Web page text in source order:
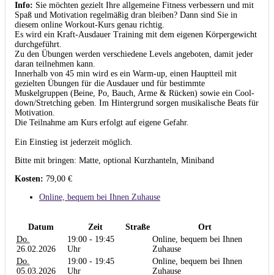
Info: Sie möchten gezielt Ihre allgemeine Fitness verbessern und mit
Spaß und Motivation regelmäßig dran bleiben? Dann sind Sie in
diesem online Workout-Kurs genau richtig.
Es wird ein Kraft-Ausdauer Training mit dem eigenen Körpergewicht
durchgeführt.
Zu den Übungen werden verschiedene Levels angeboten, damit jeder
daran teilnehmen kann.
Innerhalb von 45 min wird es ein Warm-up, einen Hauptteil mit
gezielten Übungen für die Ausdauer und für bestimmte
Muskelgruppen (Beine, Po, Bauch, Arme & Rücken) sowie ein Cool-
down/Stretching geben. Im Hintergrund sorgen musikalische Beats für
Motivation.
Die Teilnahme am Kurs erfolgt auf eigene Gefahr.
Ein Einstieg ist jederzeit möglich.
Bitte mit bringen: Matte, optional Kurzhanteln, Miniband
Kosten: 79,00 €
Online, bequem bei Ihnen Zuhause
Datum Zeit Straße
Ort
Do.
26.02.2026
19:00 - 19:45
Uhr
Online, bequem bei Ihnen
Zuhause
Do.
05.03.2026
19:00 - 19:45
Uhr
Online, bequem bei Ihnen
Zuhause